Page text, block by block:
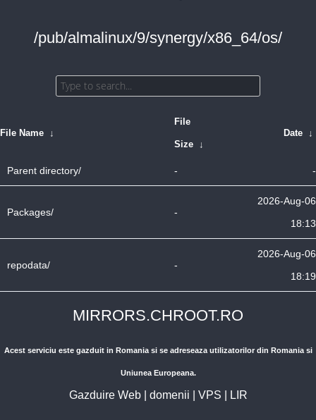
/pub/almalinux/9/synergy/x86_64/os/
File Name ↓
File
Size ↓
Date ↓
Parent directory/ - -
Packages/ -
2026-Aug-06
18:13
repodata/ -
2026-Aug-06
18:19
MIRRORS.CHROOT.RO
Acest serviciu este gazduit in Romania si se adreseaza utilizatorilor din Romania si
Uniunea Europeana.
Gazduire Web| domenii VPS LIR